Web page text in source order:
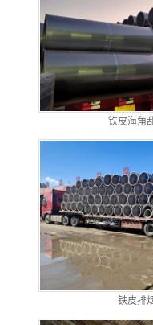
铁皮海角
铁皮排